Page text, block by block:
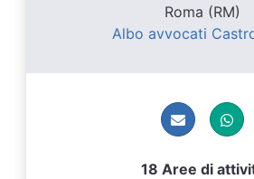
Roma (RM)
Albo avvocati
18 Aree di